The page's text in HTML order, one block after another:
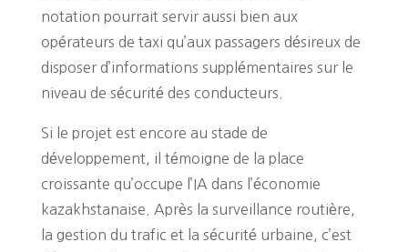
notation pourrait servir aussi bien aux
opérateurs de taxi qu’aux passagers désireux de
disposer d’informations supplémentaires sur le
niveau de sécurité des conducteurs.
Si le projet est encore au stade de
développement, il témoigne de la place
croissante qu’occupe l’IA dans l’économie
kazakhstanaise. Après la surveillance routière,
la gestion du trafic et la sécurité urbaine, c’est